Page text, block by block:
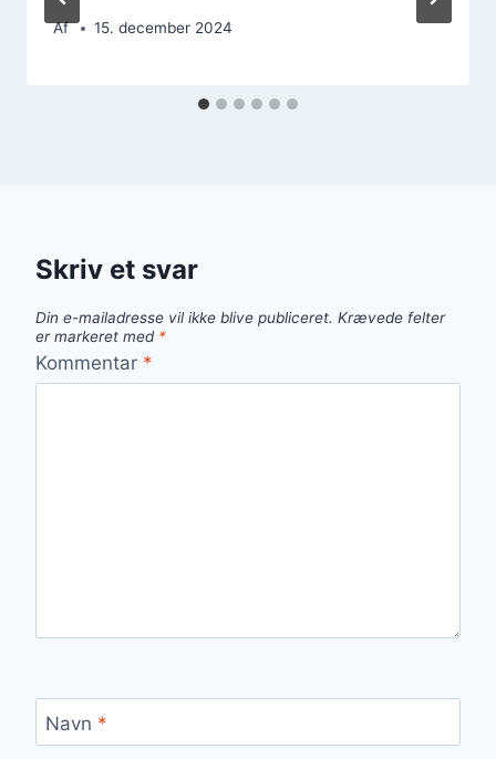
Af 15. december 2024
Skriv et svar
Din e-mailadresse vil ikke blive publiceret. Krævede felter
er markeret med *
Kommentar *
Navn *